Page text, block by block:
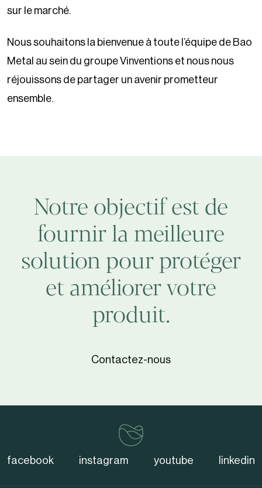
sur le marché.
Nous souhaitons la bienvenue à toute l’équipe de Bao
Metal au sein du groupe Vinventions et nous nous
réjouissons de partager un avenir prometteur
ensemble.
Notre objectif est de
fournir la meilleure
solution pour protéger
et améliorer votre
produit.
Contactez-nous
vinventions
facebook instagram youtube linkedin